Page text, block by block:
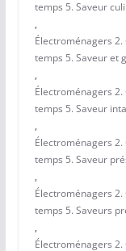
temps 5. Saveur
,
Électroménagers 2.
temps 5. Saveur et
,
Électroménagers 2.
temps 5. Saveur
,
Électroménagers 2.
temps 5. Saveur
,
Électroménagers 2.
temps 5. Saveurs
,
Électroménagers 2.